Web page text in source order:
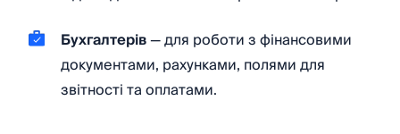
Бухгалтерів— для роботи з фінансовими
документами, рахунками, полями для
звітності та оплатами.